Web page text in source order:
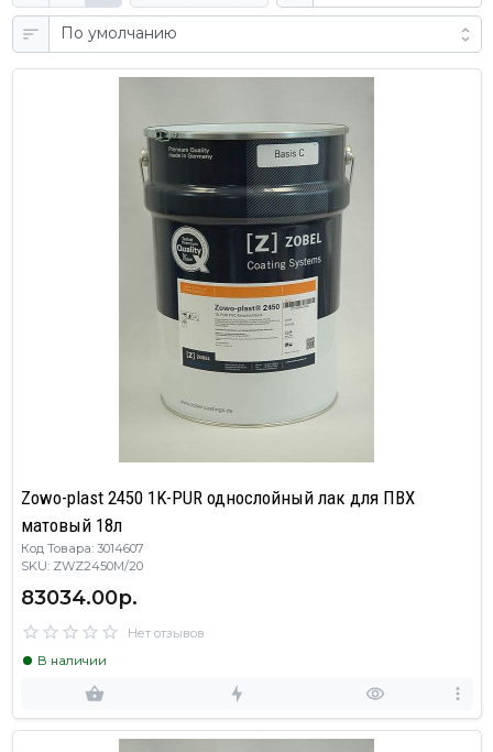
Zowo-plast 2450 1K-PUR однослойный лак для ПВХ
матовый 18л
Код Товара: 3014607
SKU: ZWZ2450M/20
83034.00р.
Нет отзывов
В наличии